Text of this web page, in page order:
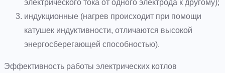
электрического тока от одного электрода к другому);
индукционные (нагрев происходит при помощи
катушек индуктивности, отличаются высокой
энергосберегающей способностью).
Эффективность работы электрических котлов